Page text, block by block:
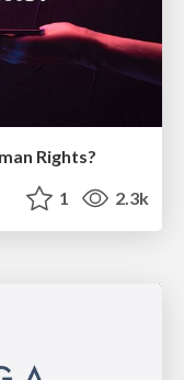
Rights?
1 2.3k